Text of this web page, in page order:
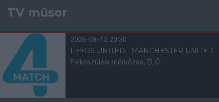
TV műsor
2026-08-12 20:30
LEEDS UNITED - MANCHESTER UNITED
Felkészülési mérkőzés, ÉLŐ